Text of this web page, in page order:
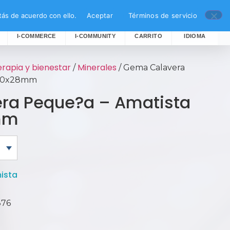
I-COMMERCE I-COMMUNITY CARRITO IDIOMA
y bienestar / Minerales / Gema Calavera
Peque?a – Amatista
de acuerdo con ello. Aceptar Términos de servicio